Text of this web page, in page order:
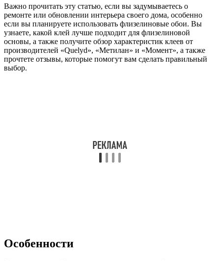
Важно прочитать эту статью, если вы задумываетесь о
ремонте или обновлении интерьера своего дома, особенно
если вы планируете использовать флизелиновые обои. Вы
узнаете, какой клей лучше подходит для флизелиновой
основы, а также получите обзор характеристик клеев от
производителей «Quelyd», «Метилан» и «Момент», а также
прочтете отзывы, которые помогут вам сделать правильный
выбор.
Особенности